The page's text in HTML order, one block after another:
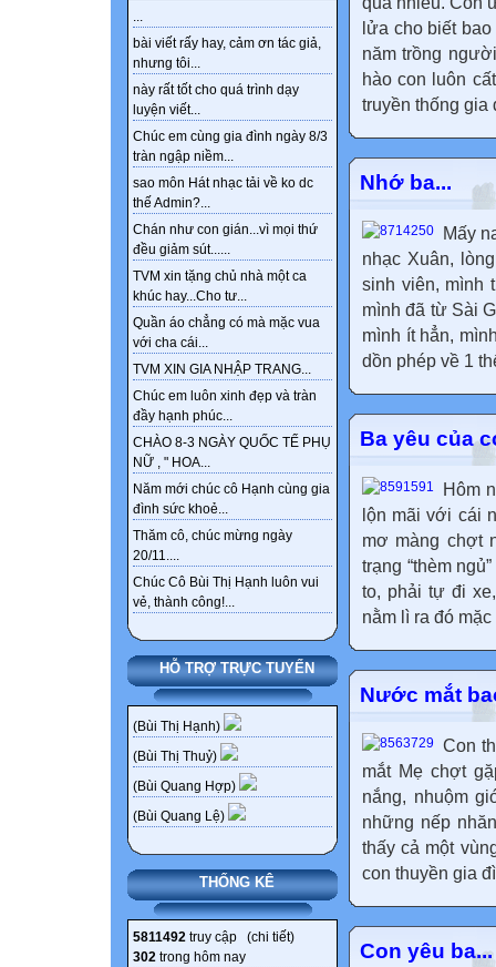
...
bài viết rấy hay, cảm ơn tác giả,
nhưng tôi...
này rất tốt cho quá trình dạy
luyện viết...
Chúc em cùng gia đình ngày 8/3
tràn ngập niềm...
sao môn Hát nhạc tải về ko dc
thế Admin?...
Chán như con gián...vì mọi thứ
đều giảm sút......
TVM xin tặng chủ nhà một ca
khúc hay...Cho tư...
Quần áo chẳng có mà mặc vua
với cha cái...
TVM XIN GIA NHẬP TRANG...
Chúc em luôn xinh đẹp và tràn
đầy hạnh phúc...
CHÀO 8-3 NGÀY QUỐC TẾ PHỤ
NỮ , " HOA...
Năm mới chúc cô Hạnh cùng gia
đình sức khoẻ...
Thăm cô, chúc mừng ngày
20/11....
Chúc Cô Bùi Thị Hạnh luôn vui
vẻ, thành công!...
HỖ TRỢ TRỰC TUYẾN
(Bùi Thị Hạnh)
(Bùi Thị Thuỷ)
(Bùi Quang Hợp)
(Bùi Quang Lệ)
THỐNG KÊ
5811492 truy cập (chi tiết)
302 trong hôm nay
lửa cho biết
năm trồng
hào con luôn
truyền thống gia
Nhớ ba...
Mấy
nhạc Xuân,
sinh viên, mình
mình đã từ Sài
mình ít hẳn,
dồn phép về 1
Ba yêu của
Hôm
lộn mãi với cái
mơ màng chợt
trạng “thèm
to, phải tự đi
nằm lì ra đó
Nước mắt
Con
mắt Mẹ chợt
nắng, nhuộm
những nếp
thấy cả một
con thuyền gia
Con yêu ba...